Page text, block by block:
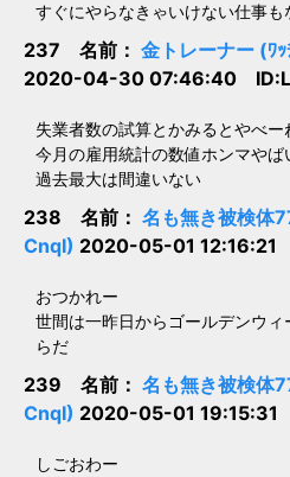
すぐにやらなきゃいけない仕事
237 名前： 金トレーナー (ﾜ
2020-04-30 07:46:40
失業者数の試算とかみるとやべ
今月の雇用統計の数値ホンマや
過去最大は間違いない
238 名前： 名も無き被検体
CnqI) 2020-05-01
おつかれー
世間は一昨日からゴールデンウ
らだ
239 名前： 名も無き被検体
CnqI) 2020-05-01
しごおわー